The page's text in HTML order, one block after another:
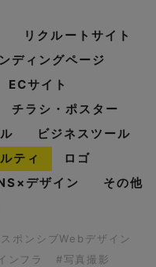
リクルートサイト
ディングページ
ECサイト
チラシ・ポスター
ビジネスツール
ティ
ロゴ
デザイン
その他
ポンシブWebデザイン
ンフラ
#写真撮影